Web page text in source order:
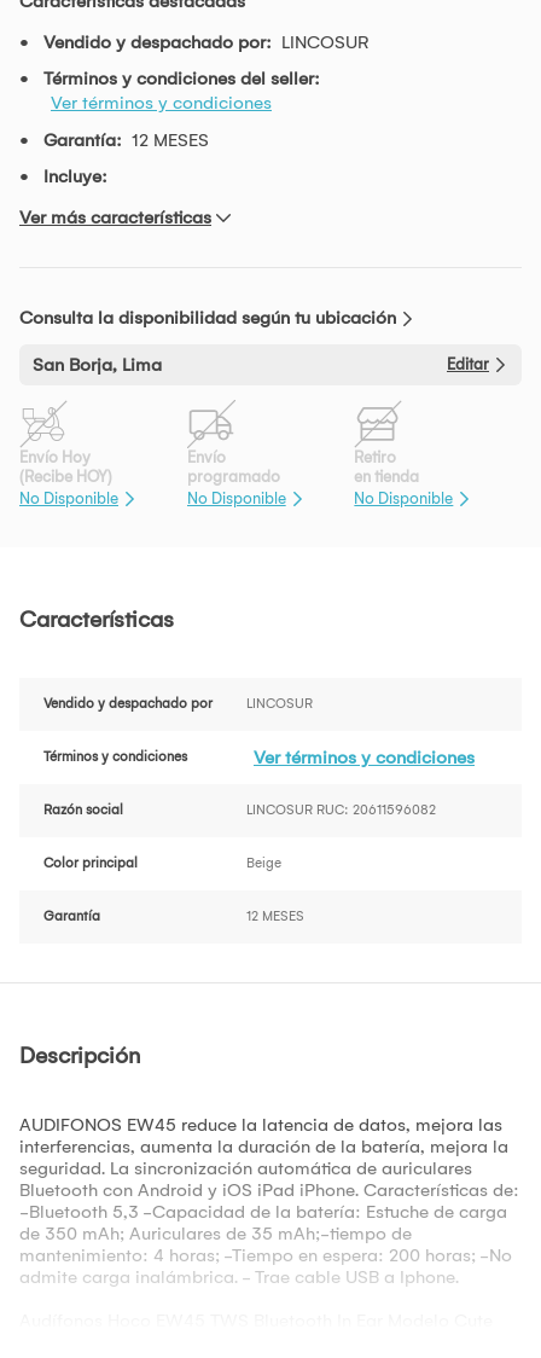
Vendido y despachado por: LINCOSUR
Términos y condiciones del seller:
Ver términos y condiciones
Garantía: 12 MESES
Incluye:
Ver más características
Consulta la disponibilidad según tu ubicación
San Borja, Lima Editar
Envío Hoy
(Recibe HOY)
No Disponible
Envío
programado
No Disponible
Retiro
en tienda
No Disponible
Características
Vendido y despachado por LINCOSUR
Términos y condiciones Ver términos y condiciones
Razón social LINCOSUR RUC: 20611596082
Color principal Beige
Garantía 12 MESES
Descripción
AUDIFONOS EW45 reduce la latencia de datos, mejora las
interferencias, aumenta la duración de la batería, mejora la
seguridad. La sincronización automática de auriculares
Bluetooth con Android y iOS iPad iPhone. Características de:
-Bluetooth 5,3 -Capacidad de la batería: Estuche de carga
de 350 mAh; Auriculares de 35 mAh;-tiempo de
mantenimiento: 4 horas; -Tiempo en espera: 200 horas; -No
admite carga inalámbrica. - Trae cable USB a Iphone.